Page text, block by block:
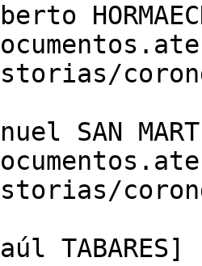
SAN
TABARES]